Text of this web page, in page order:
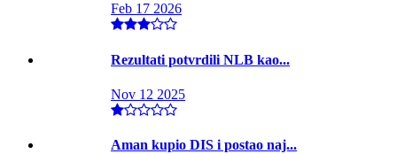
Feb 17 2026
Rezultati potvrdili NLB kao...
Nov 12 2025
Aman kupio DIS i postao naj...